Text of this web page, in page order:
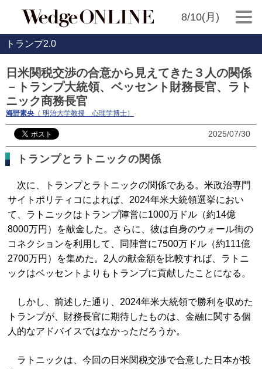
8/10(月)
トランプ2.0
日米関税交渉の合意から見えてきた３人の関係
－トランプ大統領、ベッセント財務長官、ラト
ニック商務長官
海野素央 （ 明治大学教授 心理学博士）
2025/07/30
トランプとラトニックの関係
次に、トランプとラトニックの関係である。米政治専門
サイトポリティコによれば、2024年米大統領選挙におい
て、ラトニックはトランプ陣営に1000万ドル（約14億
8000万円）を献金した。さらに、彼は自身のウォール街の
コネクションを利用して、同陣営に7500万ドル（約111億
2700万円）を集めた。2人の献金額を比較すれば、ラトニ
ックはベッセントよりもトランプに貢献したことになる。
しかし、前述した通り、2024年米大統領で勝利を収めた
トランプが、財務長官に期待したものは、金融に関する個
人的なアドバイスではなかっただろうか。
ラトニックは、今回の日米関税交渉で合意した日本が投